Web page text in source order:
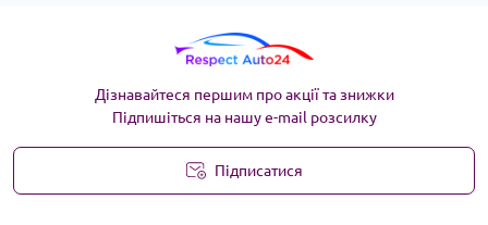
Дізнавайтеся першим про акції та знижки
Підпишіться на нашу e-mail розсилку
Підписатися